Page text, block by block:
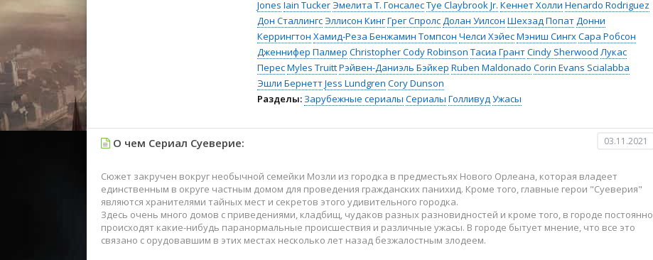
Jones Iain TuckerЭмелита Т. ГонсалесTye Claybrook Jr. Кеннет Холли Henardo Rodriguez
Дон СталлингсЭллисон КингГрег СпролсДолан Уилсон Шехзад ПопатДонни
Керрингтон Хамид-Реза Бенжамин Томпсон Челси ХэйесМэниш СингхСара Робсон
Дженнифер Палмер Christopher Cody Robinson Тасиа ГрантCindy Sherwood Лукас
ПересMyles TruittРэйвен-Даниэль Бэйкер Ruben Maldonado Corin Evans Scialabba
Эшли БернеттJess Lundgren Cory Dunson
Разделы: Зарубежные сериалы Сериалы ГолливудУжасы
О чем Сериал Суеверие: 03.11.2021
Сюжет закручен вокруг необычной семейки Мозли из городка в предместьях Нового Орлеана, которая владеет
единственным в округе частным домом для проведения гражданских панихид. Кроме того, главные герои "Суеверия"
являются хранителями тайных мест и секретов этого удивительного городка.
Здесь очень много домов с приведениями, кладбищ, чудаков разных разновидностей и кроме того, в городе постоянно
происходят какие-нибудь паранормальные происшествия и различные ужасы. В городе бытует мнение, что все это
связано с орудовавшим в этих местах несколько лет назад безжалостным злодеем.